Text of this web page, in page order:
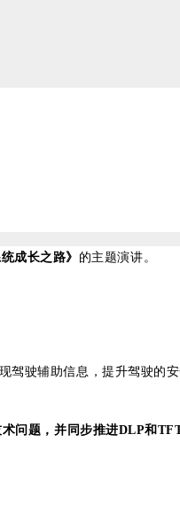
成长之路》 的主题演讲。
驾驶辅助信息，提升驾驶的
问题，并同步推进DLP和